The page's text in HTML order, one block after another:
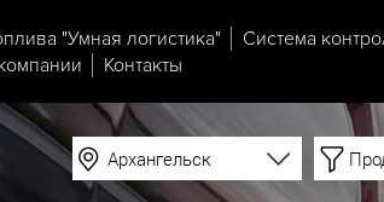
"Умная логистика" Система
Контакты
Архангельск